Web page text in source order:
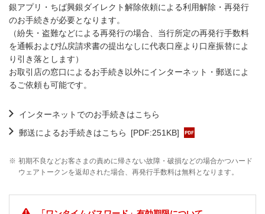
銀アプリ・ちば興銀ダイレクト解除依頼による利用解除・再発行
のお手続きが必要となります。
（紛失・盗難などによる再発行の場合、当行所定の再発行手数料
を通帳および払戻請求書の提出なしに代表口座より口座振替によ
り引き落とします）
お取引店の窓口によるお手続き以外にインターネット・郵送によ
るご依頼も可能です。
インターネットでのお手続きはこちら
郵送によるお手続きはこちら
[PDF:251KB]
※ 初期不良などお客さまの責めに帰さない故障・破損などの場合かつハード
ウェアトークンを返却された場合、再発行手数料は無料となります。